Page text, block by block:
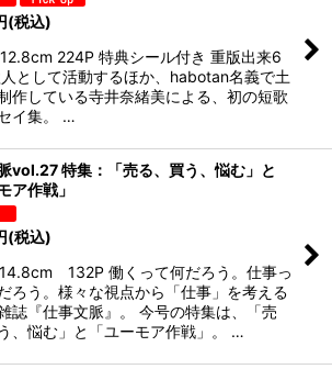
(税込)
224P 特典シール付き 重版出来6
として活動するほか、habotan名義で土
作している寺井奈緒美による、初の短歌
イ集。 …
vol.27 特集：「売る、買う、悩む」と
ア作戦」
(税込)
132P 働くって何だろう。仕事っ
ろう。様々な視点から「仕事」を考える
誌『仕事文脈』。 今号の特集は、「売
、悩む」と「ユーモア作戦」。 …